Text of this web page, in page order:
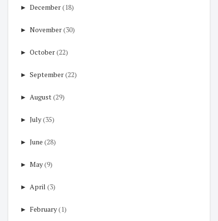
► December(18)
► November(30)
► October(22)
► September(22)
► August(29)
► July(35)
► June (28)
► May(9)
► April (3)
► February(1)